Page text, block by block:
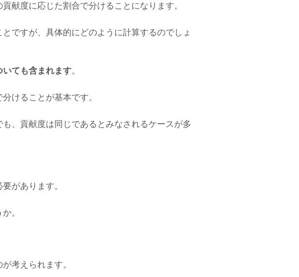
献度に応じた割合で分けることになります。
ですが、具体的にどのように計算するのでしょ
いても含まれます。
けることが基本です。
、貢献度は同じであるとみなされるケースが多
があります。
。
考えられます。